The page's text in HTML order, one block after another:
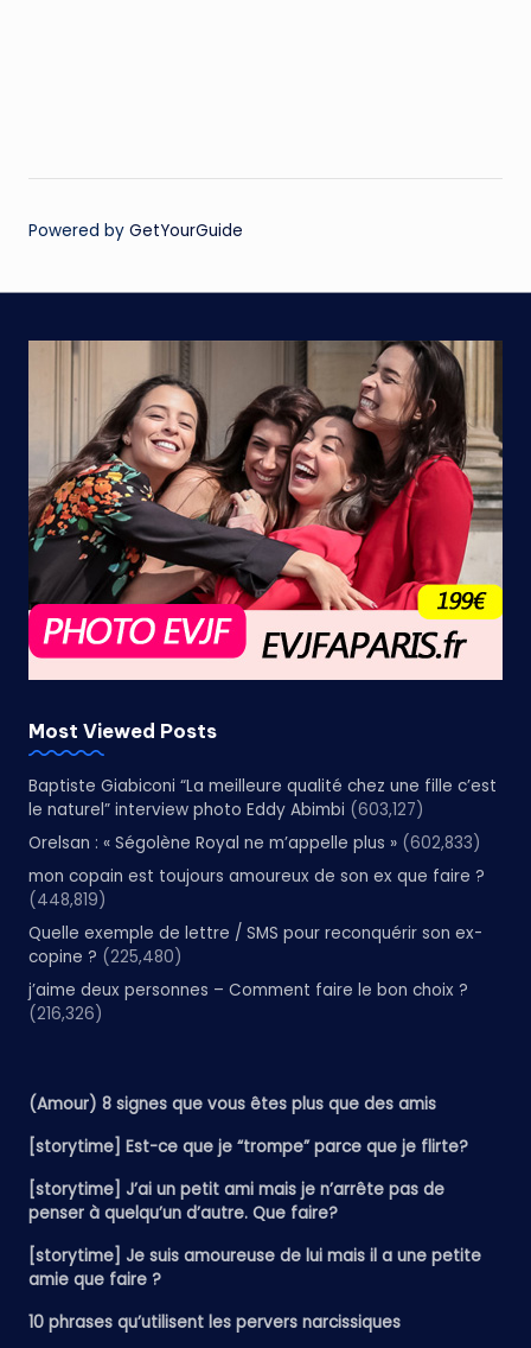
Powered by GetYourGuide
Most Viewed Posts
Baptiste Giabiconi “La meilleure qualité chez une fille c’est
le naturel” interview photo Eddy Abimbi (603,127)
Orelsan : « Ségolène Royal ne m’appelle plus » (602,833)
mon copain est toujours amoureux de son ex que faire ?
(448,819)
Quelle exemple de lettre / SMS pour reconquérir son ex-
copine ? (225,480)
j’aime deux personnes – Comment faire le bon choix ?
(216,326)
(Amour) 8 signes que vous êtes plus que des amis
[storytime] Est-ce que je “trompe” parce que je flirte?
[storytime] J’ai un petit ami mais je n’arrête pas de
penser à quelqu’un d’autre. Que faire?
[storytime] Je suis amoureuse de lui mais il a une petite
amie que faire ?
10 phrases qu’utilisent les pervers narcissiques